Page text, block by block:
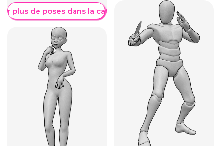
plus de poses dans la catégorie